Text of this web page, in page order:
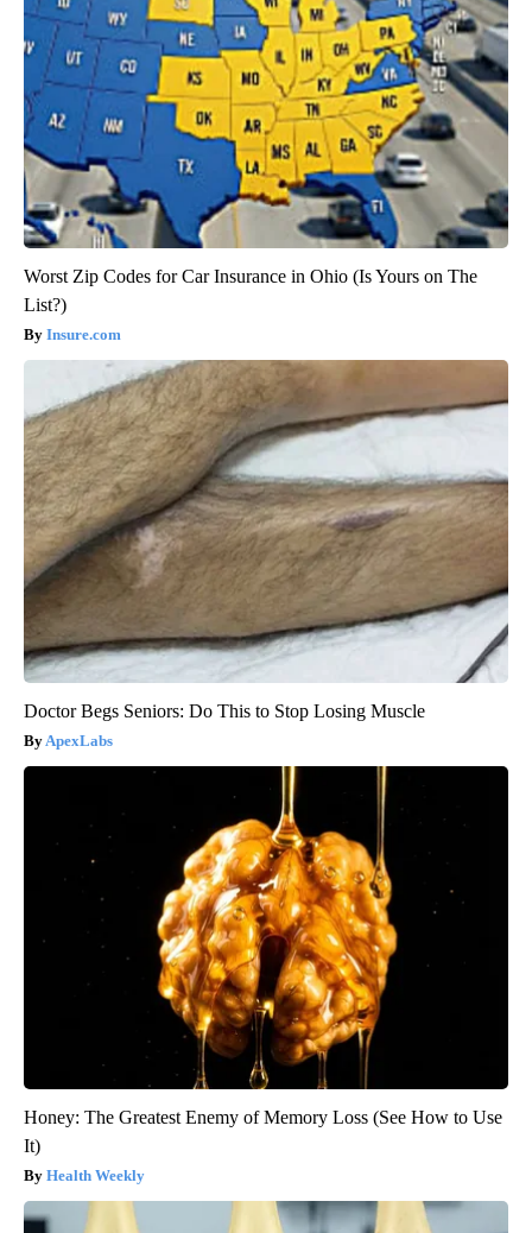
Worst Zip Codes for Car Insurance in Ohio (Is Yours on The
List?)
Insure.com
Doctor Begs Seniors: Do This to Stop Losing Muscle
ApexLabs
Honey: The Greatest Enemy of Memory Loss (See How to Use
It)
Health Weekly